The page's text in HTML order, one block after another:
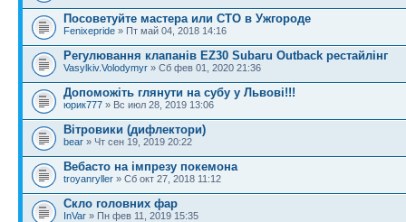
Посоветуйте мастера или СТО в Ужгороде
Fenixepride » Пт май 04, 2018 14:16
Регулювання клапанів EZ30 Subaru Outback рестайлінг
Vasylkiv.Volodymyr » Сб фев 01, 2020 21:36
Допоможіть глянути на субу у Львові!!!
юрик777 » Вс июл 28, 2019 13:06
Вітровики (дифлектори)
bear » Чт сен 19, 2019 20:22
Вебасто на імпрезу покемона
troyanryller » Сб окт 27, 2018 11:12
Скло головних фар
InVar » Пн фев 11, 2019 15:35